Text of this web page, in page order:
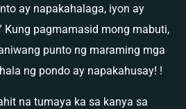
ay napakahalaga, iyon ay
Kung pagmamasid mong mabuti,
punto ng maraming mga
ng pondo ay napakahusay! !
na tumaya ka sa kanya sa